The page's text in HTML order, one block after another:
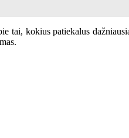
kokius patiekalus